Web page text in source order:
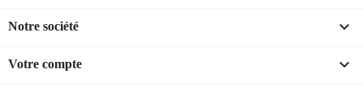
Notre société 
Votre compte 